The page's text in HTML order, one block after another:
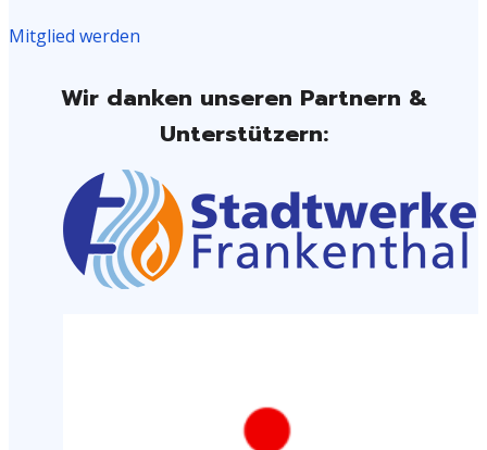
Mitglied werden
Wir danken unseren Partnern &
Unterstützern: